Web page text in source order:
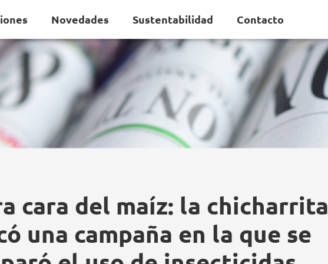
Novedades Sustentabilidad Contacto
cara del maíz: la chicharrita
una campaña en la que se